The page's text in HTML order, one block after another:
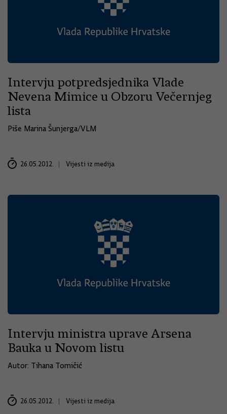
Intervju potpredsjednika Vlade
Nevena Mimice u Obzoru Večernjeg
lista
Piše Marina Šunjerga/VLM
26.05.2012. Vijesti iz medija
Intervju ministra uprave Arsena
Bauka u Novom listu
Autor: Tihana Tomičić
26.05.2012. Vijesti iz medija